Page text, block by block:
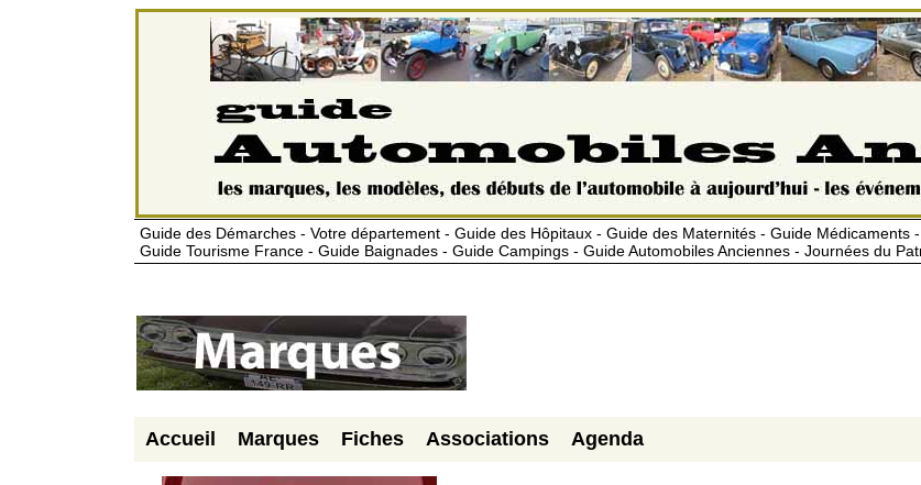
Guide des Démarches - Votre département - Guide des Hôpitaux - Guide des Maternités - Guide Médicaments
Guide Tourisme France - Guide Baignades - Guide Campings - Guide Automobiles Anciennes - Journées du
Accueil Marques Fiches Associations Agenda